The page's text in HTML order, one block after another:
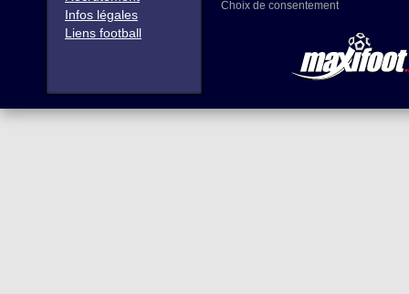
Infos légales
Liens football
Choix de consentement